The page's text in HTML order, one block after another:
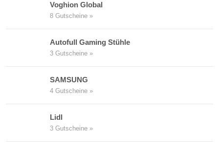
Voghion Global
8 Gutscheine »
Autofull Gaming Stühle
3 Gutscheine »
SAMSUNG
4 Gutscheine »
Lidl
3 Gutscheine »